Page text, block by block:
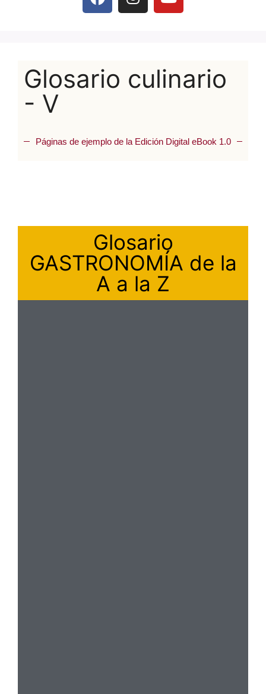
Glosario culinario
- V
Páginas de ejemplo de la Edición Digital eBook 1.0
Glosario
GASTRONOMÍA de la
A a la Z